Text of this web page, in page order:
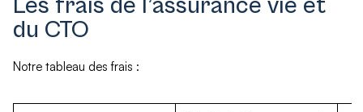
du CTO
Notre tableau des frais :